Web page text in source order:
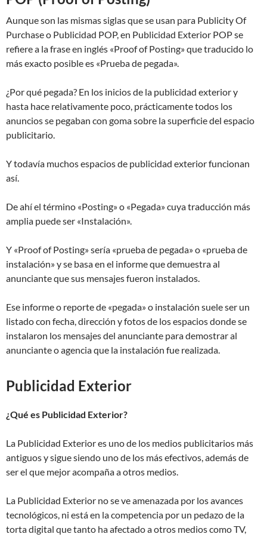
Aunque son las mismas siglas que se usan para Publicity Of
Purchase o Publicidad POP, en Publicidad Exterior POP se
refiere a la frase en inglés «Proof of Posting» que traducido lo
más exacto posible es «Prueba de pegada».
¿Por qué pegada? En los inicios de la publicidad exterior y
hasta hace relativamente poco, prácticamente todos los
anuncios se pegaban con goma sobre la superficie del espacio
publicitario.
Y todavía muchos espacios de publicidad exterior funcionan
así.
De ahí el término «Posting» o «Pegada» cuya traducción más
amplia puede ser «Instalación».
Y «Proof of Posting» sería «prueba de pegada» o «prueba de
instalación» y se basa en el informe que demuestra al
anunciante que sus mensajes fueron instalados.
Ese informe o reporte de «pegada» o instalación suele ser un
listado con fecha, dirección y fotos de los espacios donde se
instalaron los mensajes del anunciante para demostrar al
anunciante o agencia que la instalación fue realizada.
Publicidad Exterior
¿Qué es Publicidad Exterior?
La Publicidad Exterior es uno de los medios publicitarios más
antiguos y sigue siendo uno de los más efectivos, además de
ser el que mejor acompaña a otros medios.
La Publicidad Exterior no se ve amenazada por los avances
tecnológicos, ni está en la competencia por un pedazo de la
torta digital que tanto ha afectado a otros medios como TV,